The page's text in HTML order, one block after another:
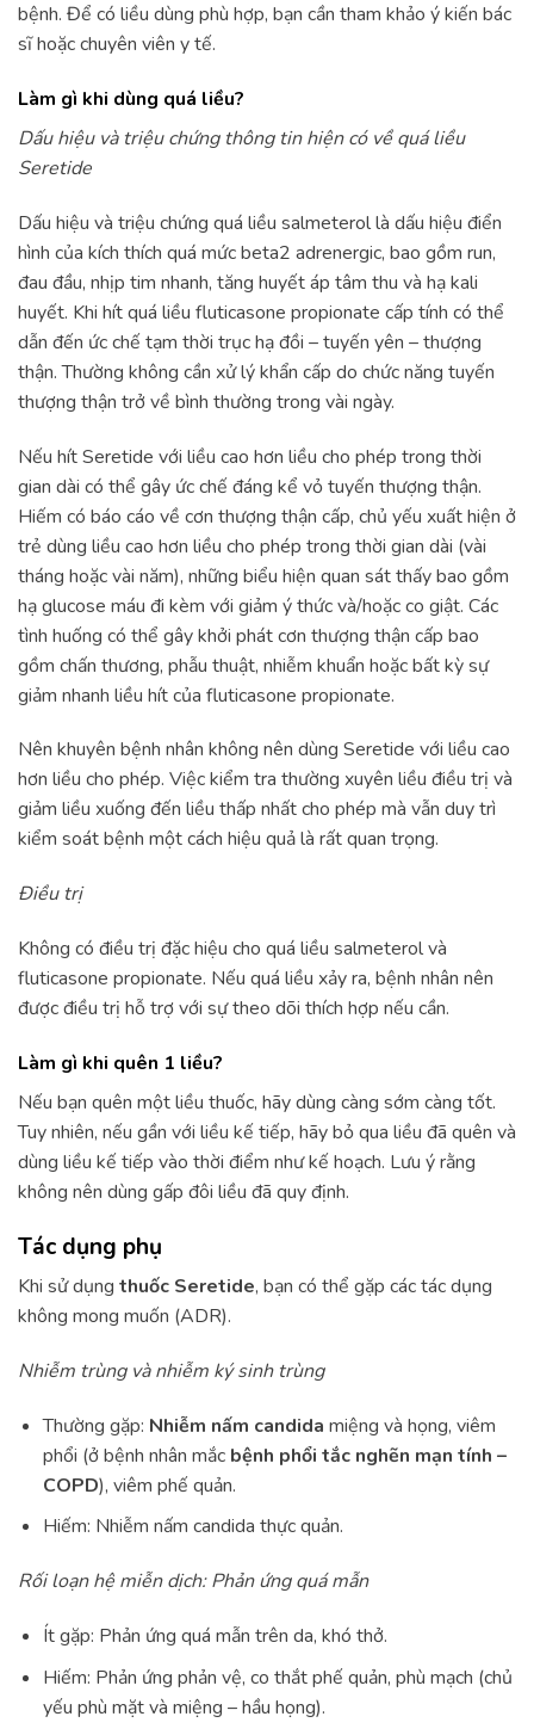
bệnh. Để có liều dùng phù hợp, bạn cần tham khảo ý kiến bác
sĩ hoặc chuyên viên y tế.
Làm gì khi dùng quá liều?
Dấu hiệu và triệu chứng thông tin hiện có về quá liều
Seretide
Dấu hiệu và triệu chứng quá liều salmeterol là dấu hiệu điển
hình của kích thích quá mức beta2 adrenergic, bao gồm run,
đau đầu, nhịp tim nhanh, tăng huyết áp tâm thu và hạ kali
huyết. Khi hít quá liều fluticasone propionate cấp tính có thể
dẫn đến ức chế tạm thời trục hạ đồi – tuyến yên – thượng
thận. Thường không cần xử lý khẩn cấp do chức năng tuyến
thượng thận trở về bình thường trong vài ngày.
Nếu hít Seretide với liều cao hơn liều cho phép trong thời
gian dài có thể gây ức chế đáng kể vỏ tuyến thượng thận.
Hiếm có báo cáo về cơn thượng thận cấp, chủ yếu xuất hiện ở
trẻ dùng liều cao hơn liều cho phép trong thời gian dài (vài
tháng hoặc vài năm), những biểu hiện quan sát thấy bao gồm
hạ glucose máu đi kèm với giảm ý thức và/hoặc co giật. Các
tình huống có thể gây khởi phát cơn thượng thận cấp bao
gồm chấn thương, phẫu thuật, nhiễm khuẩn hoặc bất kỳ sự
giảm nhanh liều hít của fluticasone propionate.
Nên khuyên bệnh nhân không nên dùng Seretide với liều cao
hơn liều cho phép. Việc kiểm tra thường xuyên liều điều trị và
giảm liều xuống đến liều thấp nhất cho phép mà vẫn duy trì
kiểm soát bệnh một cách hiệu quả là rất quan trọng.
Điều trị
Không có điều trị đặc hiệu cho quá liều salmeterol và
fluticasone propionate. Nếu quá liều xảy ra, bệnh nhân nên
được điều trị hỗ trợ với sự theo dõi thích hợp nếu cần.
Làm gì khi quên 1 liều?
Nếu bạn quên một liều thuốc, hãy dùng càng sớm càng tốt.
Tuy nhiên, nếu gần với liều kế tiếp, hãy bỏ qua liều đã quên và
dùng liều kế tiếp vào thời điểm như kế hoạch. Lưu ý rằng
không nên dùng gấp đôi liều đã quy định.
Tác dụng phụ
Khi sử dụng thuốc Seretide, bạn có thể gặp các tác dụng
không mong muốn (ADR).
Nhiễm trùng và nhiễm ký sinh trùng
Thường gặp: Nhiễm nấm candida miệng và họng, viêm
phổi (ở bệnh nhân mắc bệnh phổi tắc nghẽn mạn tính –
COPD), viêm phế quản.
Hiếm: Nhiễm nấm candida thực quản.
Rối loạn hệ miễn dịch: Phản ứng quá mẫn
Ít gặp: Phản ứng quá mẫn trên da, khó thở.
Hiếm: Phản ứng phản vệ, co thắt phế quản, phù mạch (chủ
yếu phù mặt và miệng – hầu họng).